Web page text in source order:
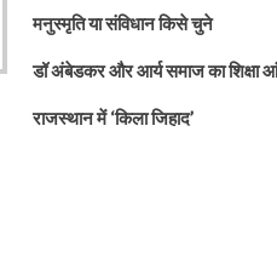
मनुस्मृति या संविधान किसे चुने
डॉ अंबेडकर और आर्य समाज का शिक्षा
राजस्थान में ‘किला जिहाद’